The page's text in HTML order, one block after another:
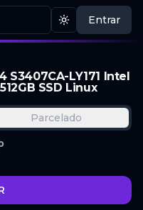
Mudar tema
Entrar
S3407CA-LY171 Intel
SSD Linux
Parcelado